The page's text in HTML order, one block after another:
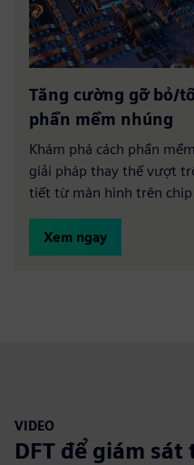
Tăng cường gỡ bỏ/
phần mềm nhúng
Khám phá cách phần
giải pháp thay thế vượt
tiết từ màn hình trên chip
Xem ngay
VIDEO
DFT để giám